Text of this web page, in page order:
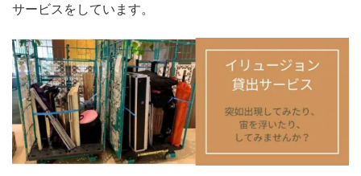
サービスをしています。